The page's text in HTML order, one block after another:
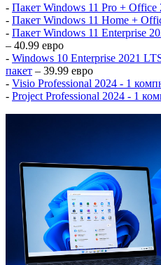
- Пакет Windows 11 Pro + Office
- Пакет Windows 11 Home +
- Пакет Windows 11 Enterprise
– 40.99 евро
- Windows 10 Enterprise 2021
пакет – 39.99 евро
- Visio Professional 2024 - 1
- Project Professional 2024 - 1